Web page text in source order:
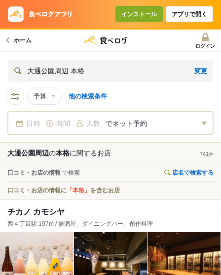
インストール アプリで開く
ホーム
ログイン
大通公園周辺 本格 変更
予算 他の検索条件
日時 時間 人数 でネット予約
大通公園周辺の本格に関するお店 741 件
口コミ・お店の情報 で検索 店名で検索する
口コミ・お店の情報に 「本格」 を含むお店
チカノ カモシヤ
西４丁目駅 197m / 居酒屋、ダイニングバー、創作料理